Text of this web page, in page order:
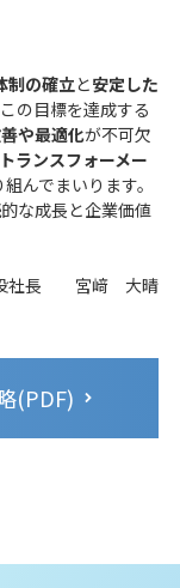
制の確立と安定した
の目標を達成する
や最適化が不可欠
ランスフォーメー
んでまいります。
な成長と企業価値
役社長 宮﨑 大晴
(PDF)